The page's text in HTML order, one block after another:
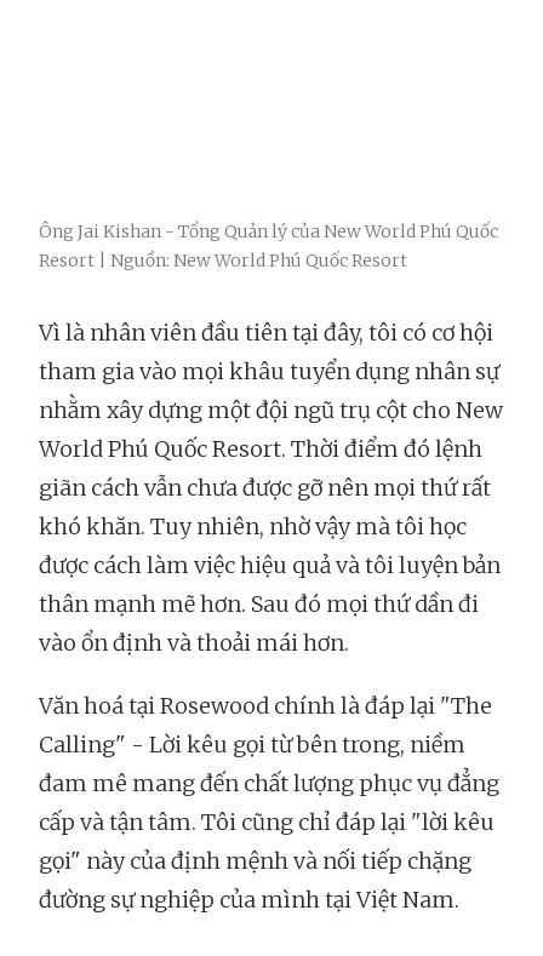
Ông Jai Kishan - Tổng Quản lý của New World Phú Quốc
Resort | Nguồn: New World Phú Quốc Resort
Vì là nhân viên đầu tiên tại đây, tôi có cơ hội
tham gia vào mọi khâu tuyển dụng nhân sự
nhằm xây dựng một đội ngũ trụ cột cho New
World Phú Quốc Resort. Thời điểm đó lệnh
giãn cách vẫn chưa được gỡ nên mọi thứ rất
khó khăn. Tuy nhiên, nhờ vậy mà tôi học
được cách làm việc hiệu quả và tôi luyện bản
thân mạnh mẽ hơn. Sau đó mọi thứ dần đi
vào ổn định và thoải mái hơn.
Văn hoá tại Rosewood chính là đáp lại "The
Calling" - Lời kêu gọi từ bên trong, niềm
đam mê mang đến chất lượng phục vụ đẳng
cấp và tận tâm. Tôi cũng chỉ đáp lại "lời kêu
gọi" này của định mệnh và nối tiếp chặng
đường sự nghiệp của mình tại Việt Nam.